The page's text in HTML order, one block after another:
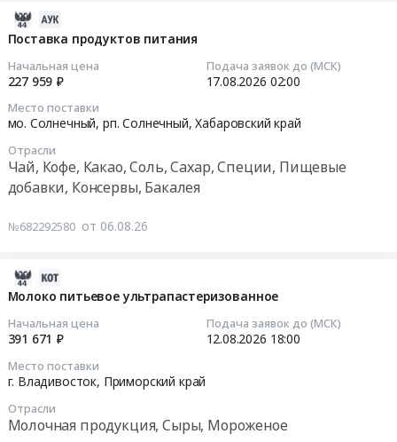
Поставка продуктов питания
Начальная цена
227 959 ₽
Подача заявок до (МСК)
17.08.2026 02:00
Место поставки
мо. Солнечный, рп. Солнечный,Хабаровский край
Отрасли
Чай, Кофе, Какао, Соль, Сахар, Специи, Пищевые
добавки, Консервы, Бакалея
№682292580 от 06.08.26
Молоко питьевое ультрапастеризованное
Начальная цена
391 671 ₽
Подача заявок до (МСК)
12.08.2026 18:00
Место поставки
г. Владивосток, Приморский край
Отрасли
Молочная продукция, Сыры, Мороженое